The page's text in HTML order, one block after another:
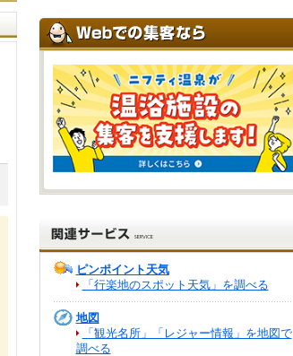
ピンポイント天気
「行楽地のスポット天気」を調べる
地図
「観光名所」「レジャー情報」を地図で
調べる